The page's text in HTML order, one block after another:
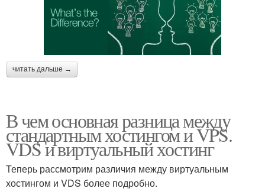
читать дальше →
В чем основная разница между
стандартным хостингом и VPS.
VDS и виртуальный хостинг
Теперь рассмотрим различия между виртуальным
хостингом и VDS более подробно.